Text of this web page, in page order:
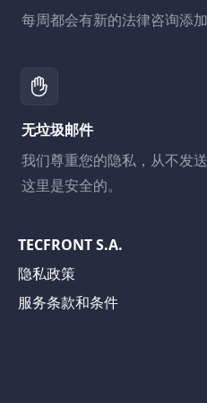
每周都会有新的法律咨询添加
无垃圾邮件
我们尊重您的隐私，从不发
这里是安全的。
TECFRONT S.A.
隐私政策
服务条款和条件